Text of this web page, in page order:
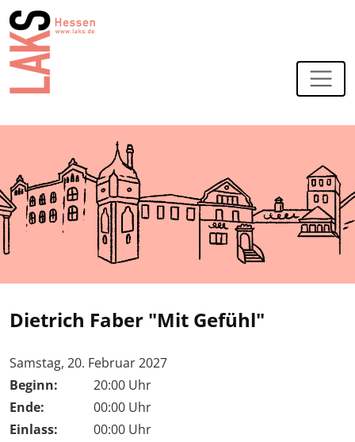
Dietrich Faber "Mit Gefühl"
Tag der Veranstaltung:
Samstag, 20. Februar 2027
Beginn:
20:00 Uhr
Ende:
00:00 Uhr
Einlass:
00:00 Uhr